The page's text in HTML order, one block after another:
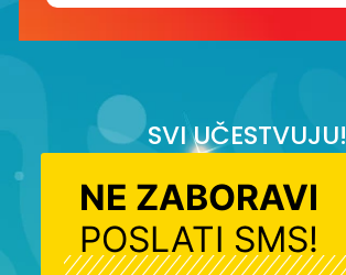
SVI UČESTVUJU!
NE ZABORAVI
POSLATI SMS!